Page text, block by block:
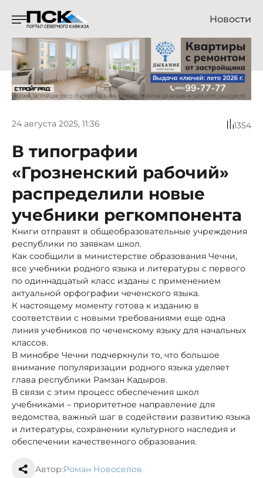
Новости
24 августа 2025, 11:36 1354
В типографии
«Грозненский рабочий»
распределили новые
учебники регкомпонента
Книги отправят в общеобразовательные учреждения
республики по заявкам школ.
Как сообщили в министерстве образования Чечни,
все учебники родного языка и литературы с первого
по одиннадцатый класс изданы с применением
актуальной орфографии чеченского языка.
К настоящему моменту готова к изданию в
соответствии с новыми требованиями еще одна
линия учебников по чеченскому языку для начальных
классов.
В минобре Чечни подчеркнули то, что большое
внимание популяризации родного языка уделяет
глава республики Рамзан Кадыров.
В связи с этим процесс обеспечения школ
учебниками – приоритетное направление для
ведомства, важный шаг в содействии развитию языка
и литературы, сохранении культурного наследия и
обеспечении качественного образования.
Автор:Роман Новоселов